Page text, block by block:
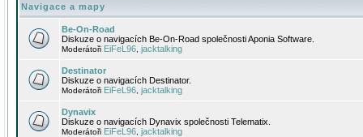
Navigace a mapy
Be-On-Road
Diskuze o navigacích Be-On-Road společnosti Aponia Software.
Moderátoři EiFeL96 jacktalking
Destinator
Diskuze o navigacích Destinator.
Moderátoři EiFeL96 jacktalking
Dynavix
Diskuze o navigacích Dynavix společnosti Telematix.
Moderátoři EiFeL96 jacktalking